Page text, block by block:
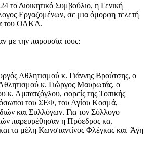
το Διοικητικό Συμβούλιο, η Γενική
Εργαζομένων, σε μια όμορφη τελετή
του ΟΑΚΑ.
με την παρουσία τους:
Αθλητισμού κ. Γιάννης Βρούτσης, ο
κ. Γιώργος Μαυρωτάς, ο
κ. Αμπατζόγλου, φορείς της Τοπικής
του ΣΕΦ, του Αγίου Κοσμά,
και Συλλόγων. Για τον Σύλλογο
παρευρέθησαν η Πρόεδρος κα.
τα μέλη Κωνσταντίνος Φλέγκας και Άγη